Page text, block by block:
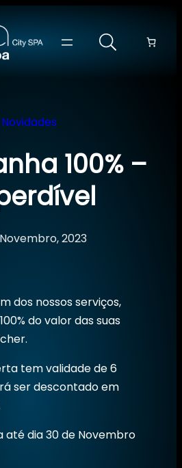
Novidades
100% –
2023
dos nossos serviços,
do valor das suas
tem validade de 6
ser descontado em
até dia 30 de Novembro